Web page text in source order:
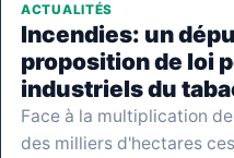
ACTUALITÉS
Incendies: un
proposition de loi
industriels du
Face à la multiplication
des milliers d'hectares